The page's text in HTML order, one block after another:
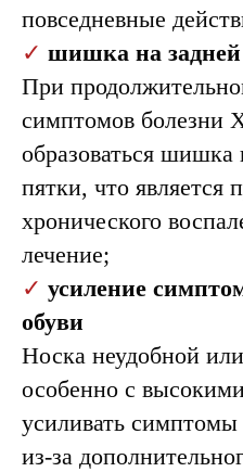
повседневные
✓ шишка на задней
При
симптомов болезни
образоваться шишка
пятки, что является
хронического
лечение;
✓ усиление
обуви
Носка неудобной
особенно с
усиливать
из-за